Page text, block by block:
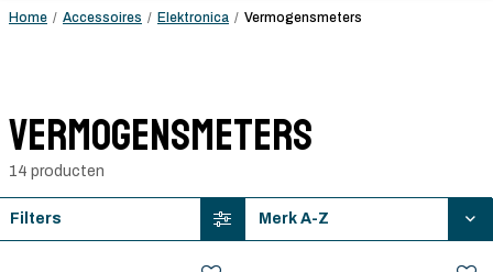
Home / Accessoires / Elektronica / Vermogensmeters
Vermogensmeters
14 producten
Filters